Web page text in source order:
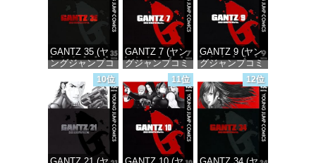
GANTZ 35 (ヤ
ングジャンプコ
DIGITAL)
価格：¥100
GANTZ 7 (ヤン
グジャンプコミ
ックスDIGITAL)
価格：¥100
GANTZ 9 (ヤン
グジャンプコミ
ックスDIGITAL)
価格：¥100
10位 11位 12位